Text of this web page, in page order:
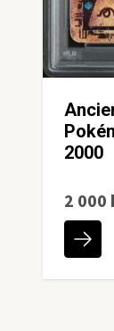
2000
2 000